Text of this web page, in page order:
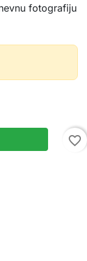
fotografiju
favorite_border